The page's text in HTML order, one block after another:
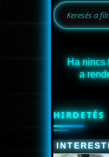
Ha nincs
a
HIRDETÉS